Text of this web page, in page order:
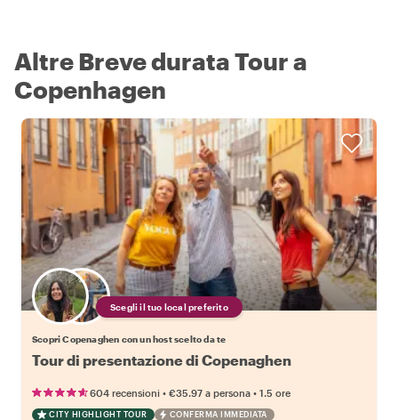
Altre Breve durata Tour a
Copenhagen
Scegli il tuo local preferito
Scopri Copenaghen con un host scelto da te
Tour di presentazione di Copenaghen
604 recensioni • €35.97 a persona • 1.5 ore
CITY HIGHLIGHT TOUR CONFERMA IMMEDIATA